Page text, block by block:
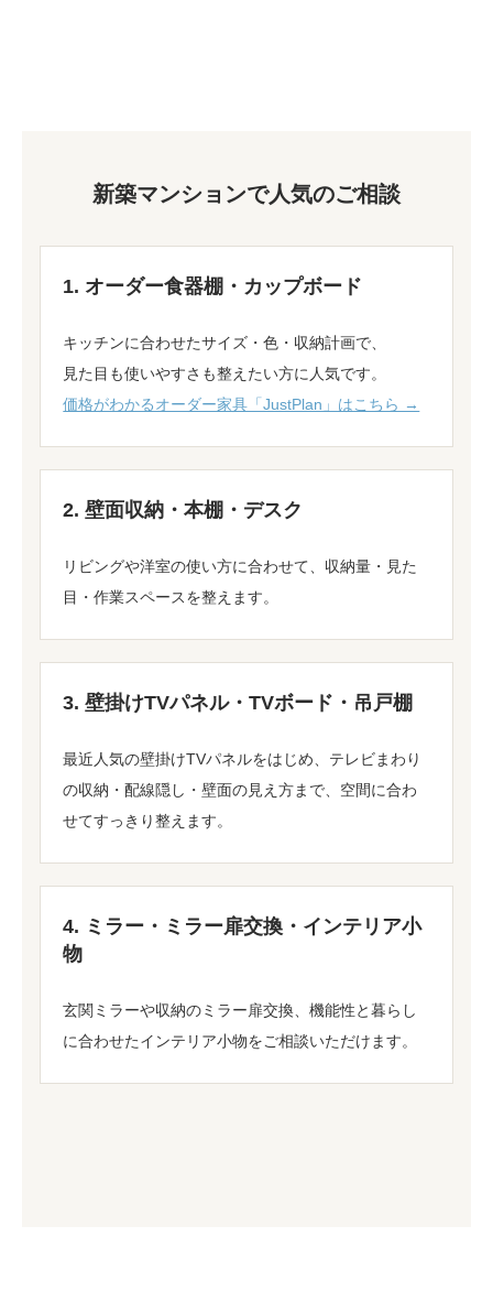
新築マンションで人気のご相談
1. オーダー食器棚・カップボード
キッチンに合わせたサイズ・色・収納計画で、
見た目も使いやすさも整えたい方に人気です。
価格がわかるオーダー家具「JustPlan」はこちら →
2. 壁面収納・本棚・デスク
リビングや洋室の使い方に合わせて、収納量・見た
目・作業スペースを整えます。
3. 壁掛けTVパネル・TVボード・吊戸棚
最近人気の壁掛けTVパネルをはじめ、テレビまわり
の収納・配線隠し・壁面の見え方まで、空間に合わ
せてすっきり整えます。
4. ミラー・ミラー扉交換・インテリア小
物
玄関ミラーや収納のミラー扉交換、機能性と暮らし
に合わせたインテリア小物をご相談いただけます。